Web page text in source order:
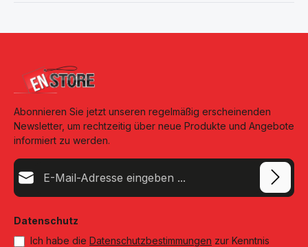
Abonnieren Sie jetzt unseren regelmäßig erscheinenden
Newsletter, um rechtzeitig über neue Produkte und Angebote
informiert zu werden.
E-Mail-Adresse*
Datenschutz
Ich habe die Datenschutzbestimmungen zur Kenntnis